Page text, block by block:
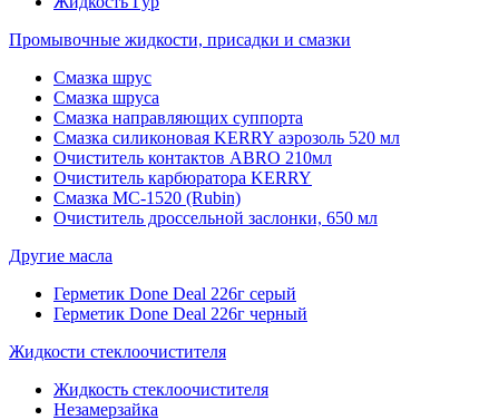
Промывочные жидкости, присадки и смазки
Смазка шрус
Смазка шруса
Смазка направляющих суппорта
Смазка силиконовая KERRY аэрозоль 520 мл
Очиститель контактов ABRO 210мл
Очиститель карбюратора KERRY
Смазка МС-1520 (Rubin)
Очиститель дроссельной заслонки, 650 мл
Другие масла
Герметик Done Deal 226г серый
Герметик Done Deal 226г черный
Жидкости стеклоочистителя
Жидкость стеклоочистителя
Незамерзайка